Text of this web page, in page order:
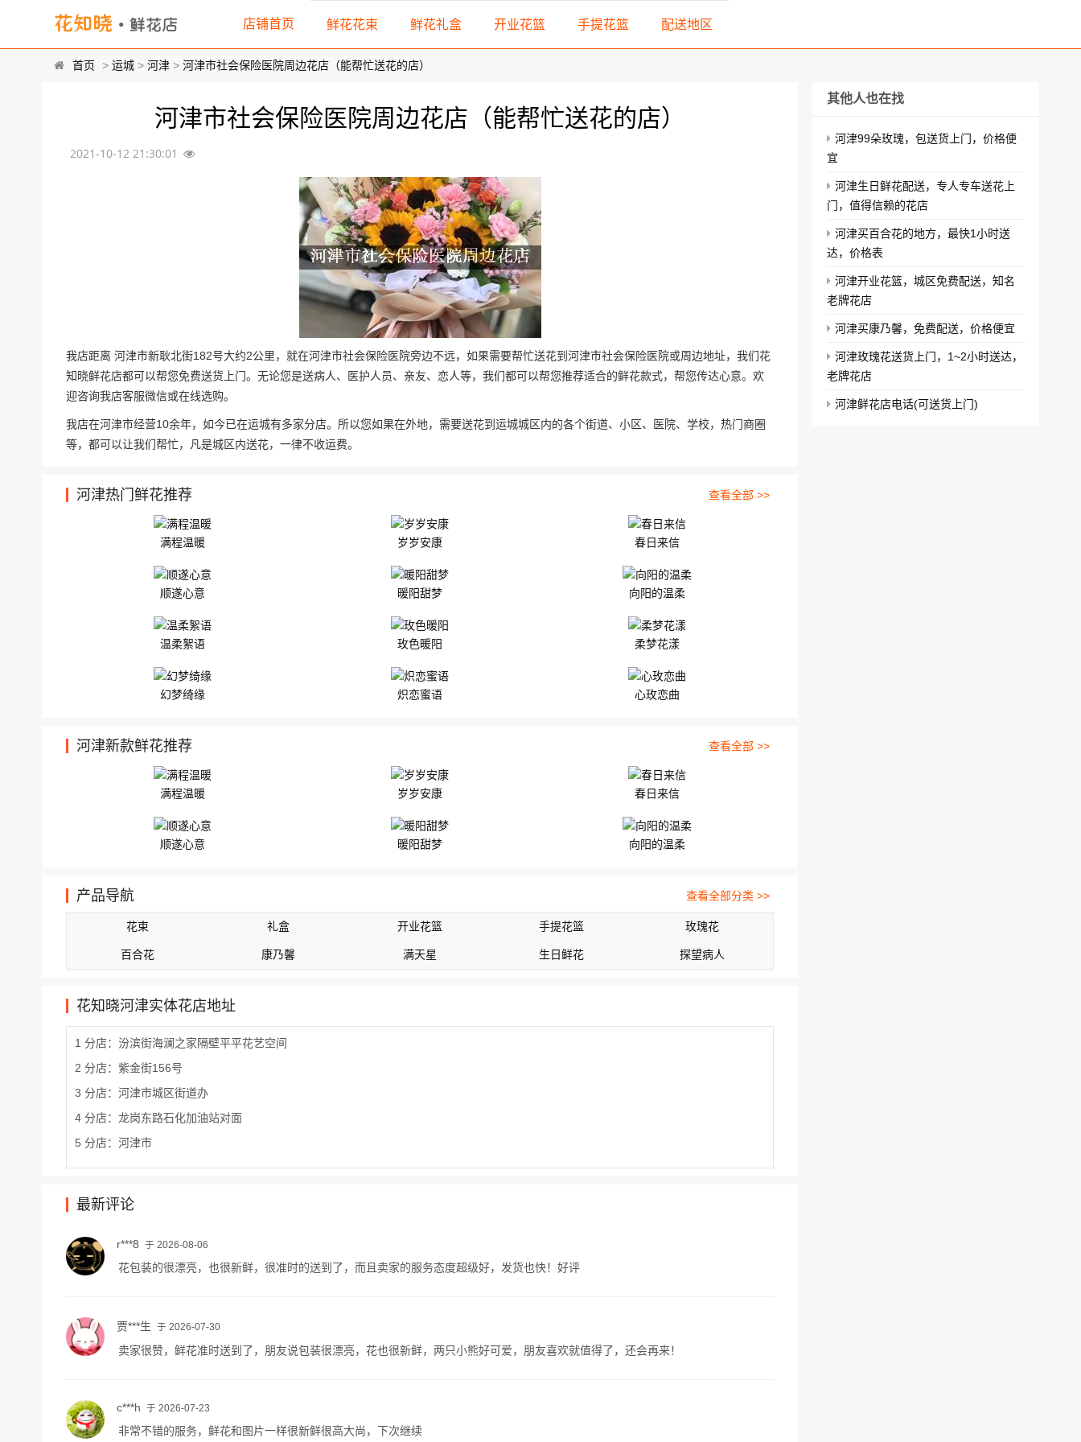
店铺首页 鲜花花束 鲜花礼盒 开业花篮 手提花篮 配送地区
首页 > 运城 > 河津 > 河津市社会保险医院周边花店（能帮忙送花的店）
河津市社会保险医院周边花店（能帮忙送花的店）
2021-10-12 21:30:01
我店距离 河津市新耿北街182号大约2公里，就在河津市社会保险医院旁边不远，如果需要帮忙送花到河津市社会保险医院或周边地址，我们花
知晓鲜花店都可以帮您免费送货上门。无论您是送病人、医护人员、亲友、恋人等，我们都可以帮您推荐适合的鲜花款式，帮您传达心意。欢
迎咨询我店客服微信或在线选购。
我店在河津市经营10余年，如今已在运城有多家分店。所以您如果在外地，需要送花到运城城区内的各个街道、小区、医院、学校，热门商圈
等，都可以让我们帮忙，凡是城区内送花，一律不收运费。
河津热门鲜花推荐 查看全部 >>
满程温暖 岁岁安康 春日来信
顺遂心意 暖阳甜梦 向阳的温柔
温柔絮语 玫色暖阳 柔梦花漾
幻梦绮缘 炽恋蜜语 心玫恋曲
河津新款鲜花推荐 查看全部 >>
满程温暖 岁岁安康 春日来信
顺遂心意 暖阳甜梦 向阳的温柔
产品导航 查看全部分类 >>
花束 礼盒 开业花篮 手提花篮 玫瑰花
百合花 康乃馨 满天星 生日鲜花 探望病人
花知晓河津实体花店地址
1 分店：汾滨街海澜之家隔壁平平花艺空间
2 分店：紫金街156号
3 分店：河津市城区街道办
4 分店：龙岗东路石化加油站对面
5 分店：河津市
最新评论
r***8 于 2026-08-06
花包装的很漂亮，也很新鲜，很准时的送到了，而且卖家的服务态度超级好，发货也快！好评
贾***生 于 2026-07-30
卖家很赞，鲜花准时送到了，朋友说包装很漂亮，花也很新鲜，两只小熊好可爱，朋友喜欢就值得了，还会再来！
c***h 于 2026-07-23
非常不错的服务，鲜花和图片一样很新鲜很高大尚，下次继续
其他人也在找
河津99朵玫瑰，包送货上门，价格便
宜
河津生日鲜花配送，专人专车送花上
门，值得信赖的花店
河津买百合花的地方，最快1小时送
达，价格表
河津开业花篮，城区免费配送，知名
老牌花店
河津买康乃馨，免费配送，价格便宜
河津玫瑰花送货上门，1~2小时送达，
老牌花店
河津鲜花店电话(可送货上门)